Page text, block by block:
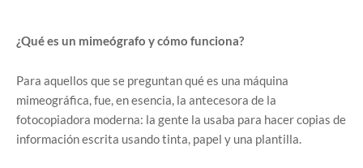
¿Qué es un mimeógrafo y cómo funciona?
Para aquellos que se preguntan qué es una máquina
mimeográfica, fue, en esencia, la antecesora de la
fotocopiadora moderna: la gente la usaba para hacer copias de
información escrita usando tinta, papel y una plantilla.